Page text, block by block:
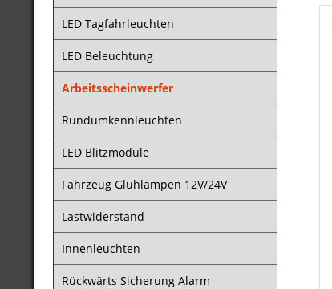
LED Tagfahrleuchten
LED Beleuchtung
Arbeitsscheinwerfer
Rundumkennleuchten
LED Blitzmodule
Fahrzeug Glühlampen 12V/24V
Lastwiderstand
Innenleuchten
Rückwärts Sicherung Alarm